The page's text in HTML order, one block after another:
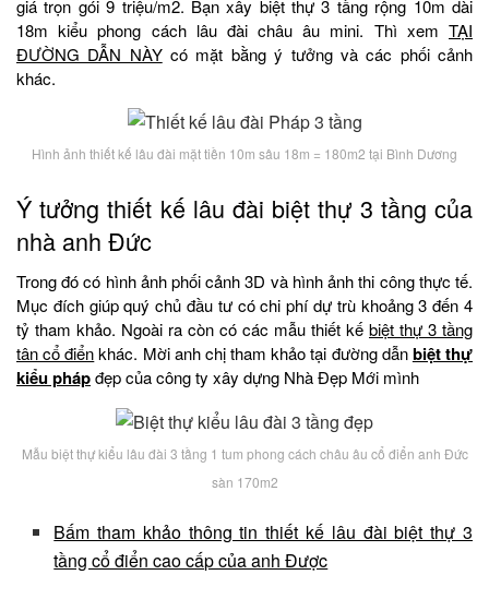
giá trọn gói 9 triệu/m2. Bạn xây biệt thự 3 tầng rộng 10m dài
18m kiểu phong cách lâu đài châu âu mini. Thì xem TẠI
ĐƯỜNG DẪN NÀYcó mặt bằng ý tưởng và các phối cảnh
khác.
Hình ảnh thiết kế lâu đài mặt tiền 10m sâu 18m = 180m2 tại Bình Dương
Ý tưởng thiết kế lâu đài biệt thự 3 tầng của
nhà anh Đức
Trong đó có hình ảnh phối cảnh 3D và hình ảnh thi công thực tế.
Mục đích giúp quý chủ đầu tư có chi phí dự trù khoảng 3 đến 4
tỷ tham khảo. Ngoài ra còn có các mẫu thiết kế biệt thự 3 tầng
tân cổ điểnkhác. Mời anh chị tham khảo tại đường dẫnbiệt thự
kiểu phápđẹp của công ty xây dựng Nhà Đẹp Mới mình
Mẫu biệt thự kiểu lâu đài 3 tầng 1 tum phong cách châu âu cổ điển anh Đức
sàn 170m2
Bấm tham khảo thông tin thiết kế lâu đài biệt thự 3
tầng cổ điển cao cấp của anh Được